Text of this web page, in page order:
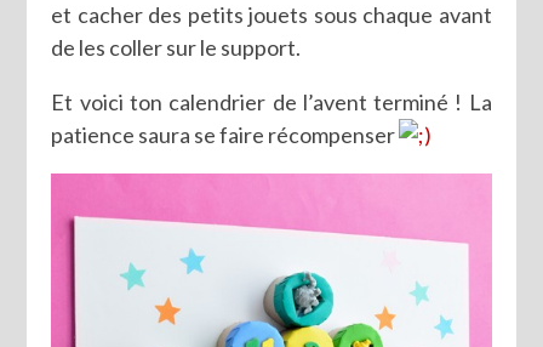
et cacher des petits jouets sous chaque avant
de les coller sur le support.
Et voici ton calendrier de l’avent terminé ! La
patience saura se faire récompenser